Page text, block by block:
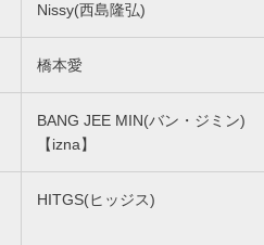
Nissy(西島隆弘)
橋本愛
BANG JEE MIN(バン・ジミン)
【izna】
HITGS(ヒッジス)